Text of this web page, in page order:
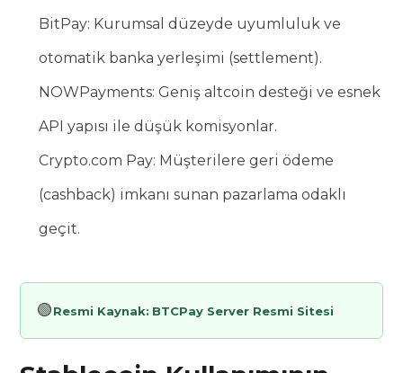
BitPay: Kurumsal düzeyde uyumluluk ve
otomatik banka yerleşimi (settlement).
NOWPayments: Geniş altcoin desteği ve esnek
API yapısı ile düşük komisyonlar.
Crypto.com Pay: Müşterilere geri ödeme
(cashback) imkanı sunan pazarlama odaklı
geçit.
🟢Resmi Kaynak: BTCPay Server Resmi Sitesi